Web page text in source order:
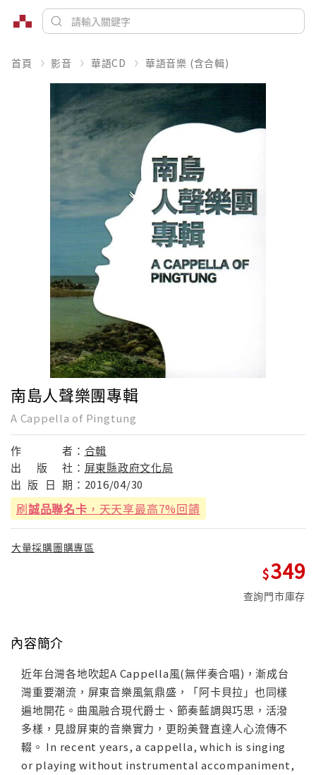
首頁 影音 華語CD 華語音樂 (含合輯)
南島人聲樂團專輯
A Cappella of Pingtung
作 者： 合輯
出
版 社： 屏東縣政府文化局
出 版 日 期： 2016/04/30
刷誠品聯名卡 ，天天享最高7%回饋
大量採購團購專區
349
查詢門市庫存
內容簡介
近年台灣各地吹起A Cappella風(無伴奏合唱)，漸成台
灣重要潮流，屏東音樂風氣鼎盛，「阿卡貝拉」也同樣
遍地開花。曲風融合現代爵士、節奏藍調與巧思，活潑
多樣，見證屏東的音樂實力，更盼美聲直達人心流傳不
輟。 In recent years, a cappella, which is singing
or playing without instrumental accompaniment,